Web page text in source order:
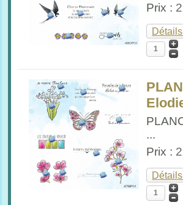
Prix :
...
Prix :